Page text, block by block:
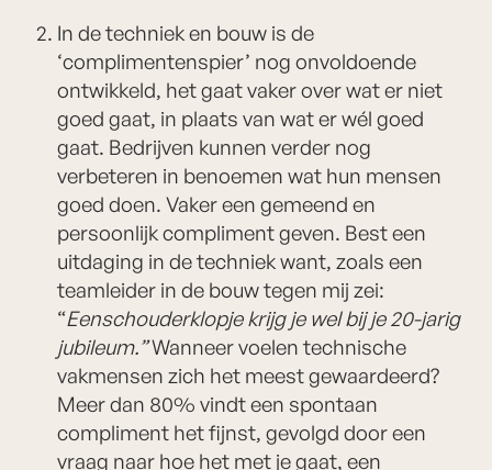
In de techniek en bouw is de
‘complimentenspier’ nog onvoldoende
ontwikkeld, het gaat vaker over wat er niet
goed gaat, in plaats van wat er wél goed
gaat. Bedrijven kunnen verder nog
verbeteren in benoemen wat hun mensen
goed doen. Vaker een gemeend en
persoonlijk compliment geven. Best een
uitdaging in de techniek want, zoals een
teamleider in de bouw tegen mij zei:
“Eenschouderklopje krijg je wel bij je 20-jarig
jubileum.”Wanneer voelen technische
vakmensen zich het meest gewaardeerd?
Meer dan 80% vindt een spontaan
compliment het fijnst, gevolgd door een
vraag naar hoe het met je gaat, een